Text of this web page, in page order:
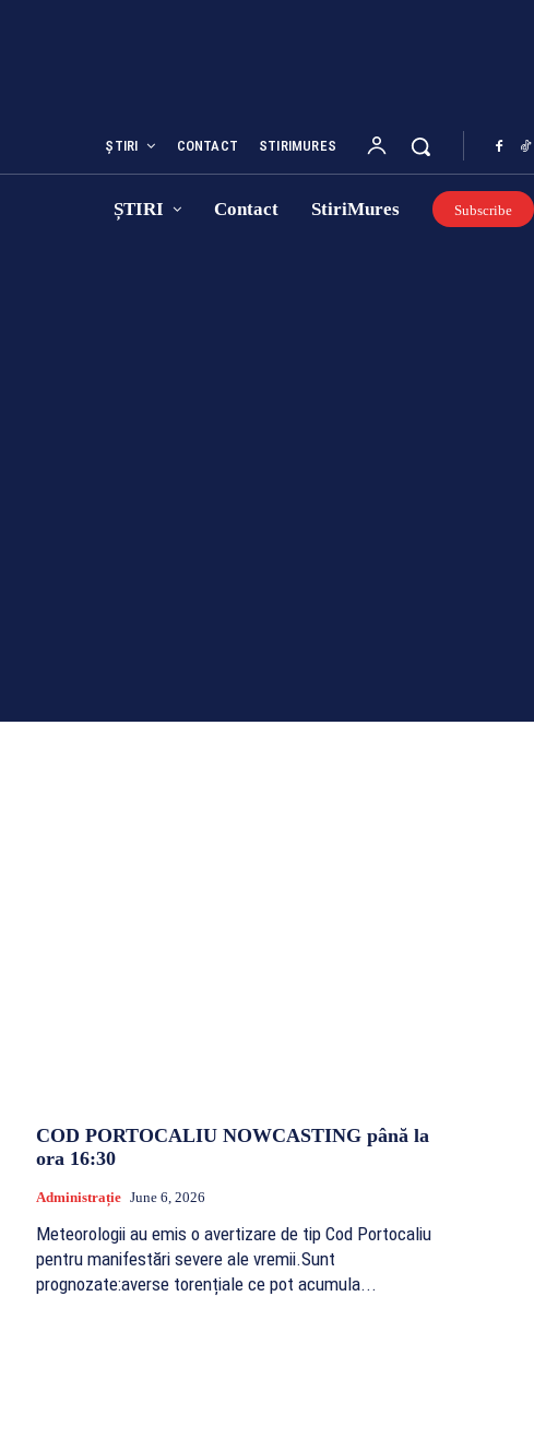
ȘTIRI CONTACT STIRIMURES
ȘTIRI Contact StiriMures Subscribe
COD PORTOCALIU NOWCASTING până la
ora 16:30
Administrație June 6, 2026
Meteorologii au emis o avertizare de tip Cod Portocaliu
pentru manifestări severe ale vremii.Sunt
prognozate:averse torențiale ce pot acumula...